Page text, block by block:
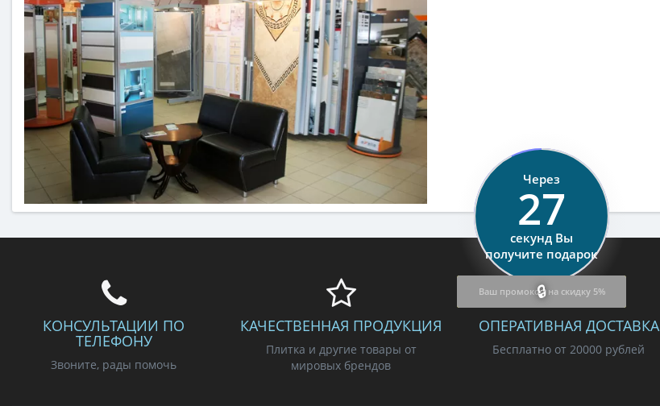
КОНСУЛЬТАЦИИ ПО
ТЕЛЕФОНУ
Звоните, рады помочь
КАЧЕСТВЕННАЯ ПРОДУКЦИЯ
Плитка и другие товары от
мировых брендов
ОПЕРАТИВНАЯ ДОСТАВКА
Бесплатно от 20000 рублей
Через
27
секунд Вы
получите подарок
Ваш промокод на скидку 5%